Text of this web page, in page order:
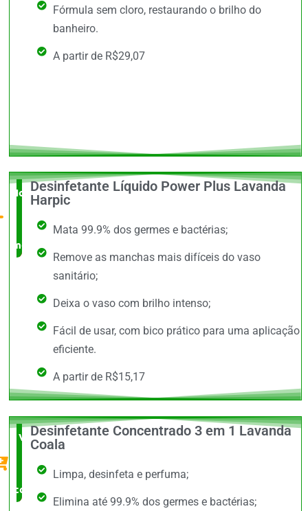
Fórmula sem cloro, restaurando o brilho do
banheiro.
A partir de R$29,07
Novidade
no
mercado
Desinfetante Líquido Power Plus Lavanda
Harpic
Mata 99.9% dos germes e bactérias;
Remove as manchas mais difíceis do vaso
sanitário;
Deixa o vaso com brilho intenso;
Fácil de usar, com bico prático para uma aplicação
eficiente.
A partir de R$15,17
Vale a
Pena
comprar
Desinfetante Concentrado 3 em 1 Lavanda
Coala
Limpa, desinfeta e perfuma;
Elimina até 99.9% dos germes e bactérias;